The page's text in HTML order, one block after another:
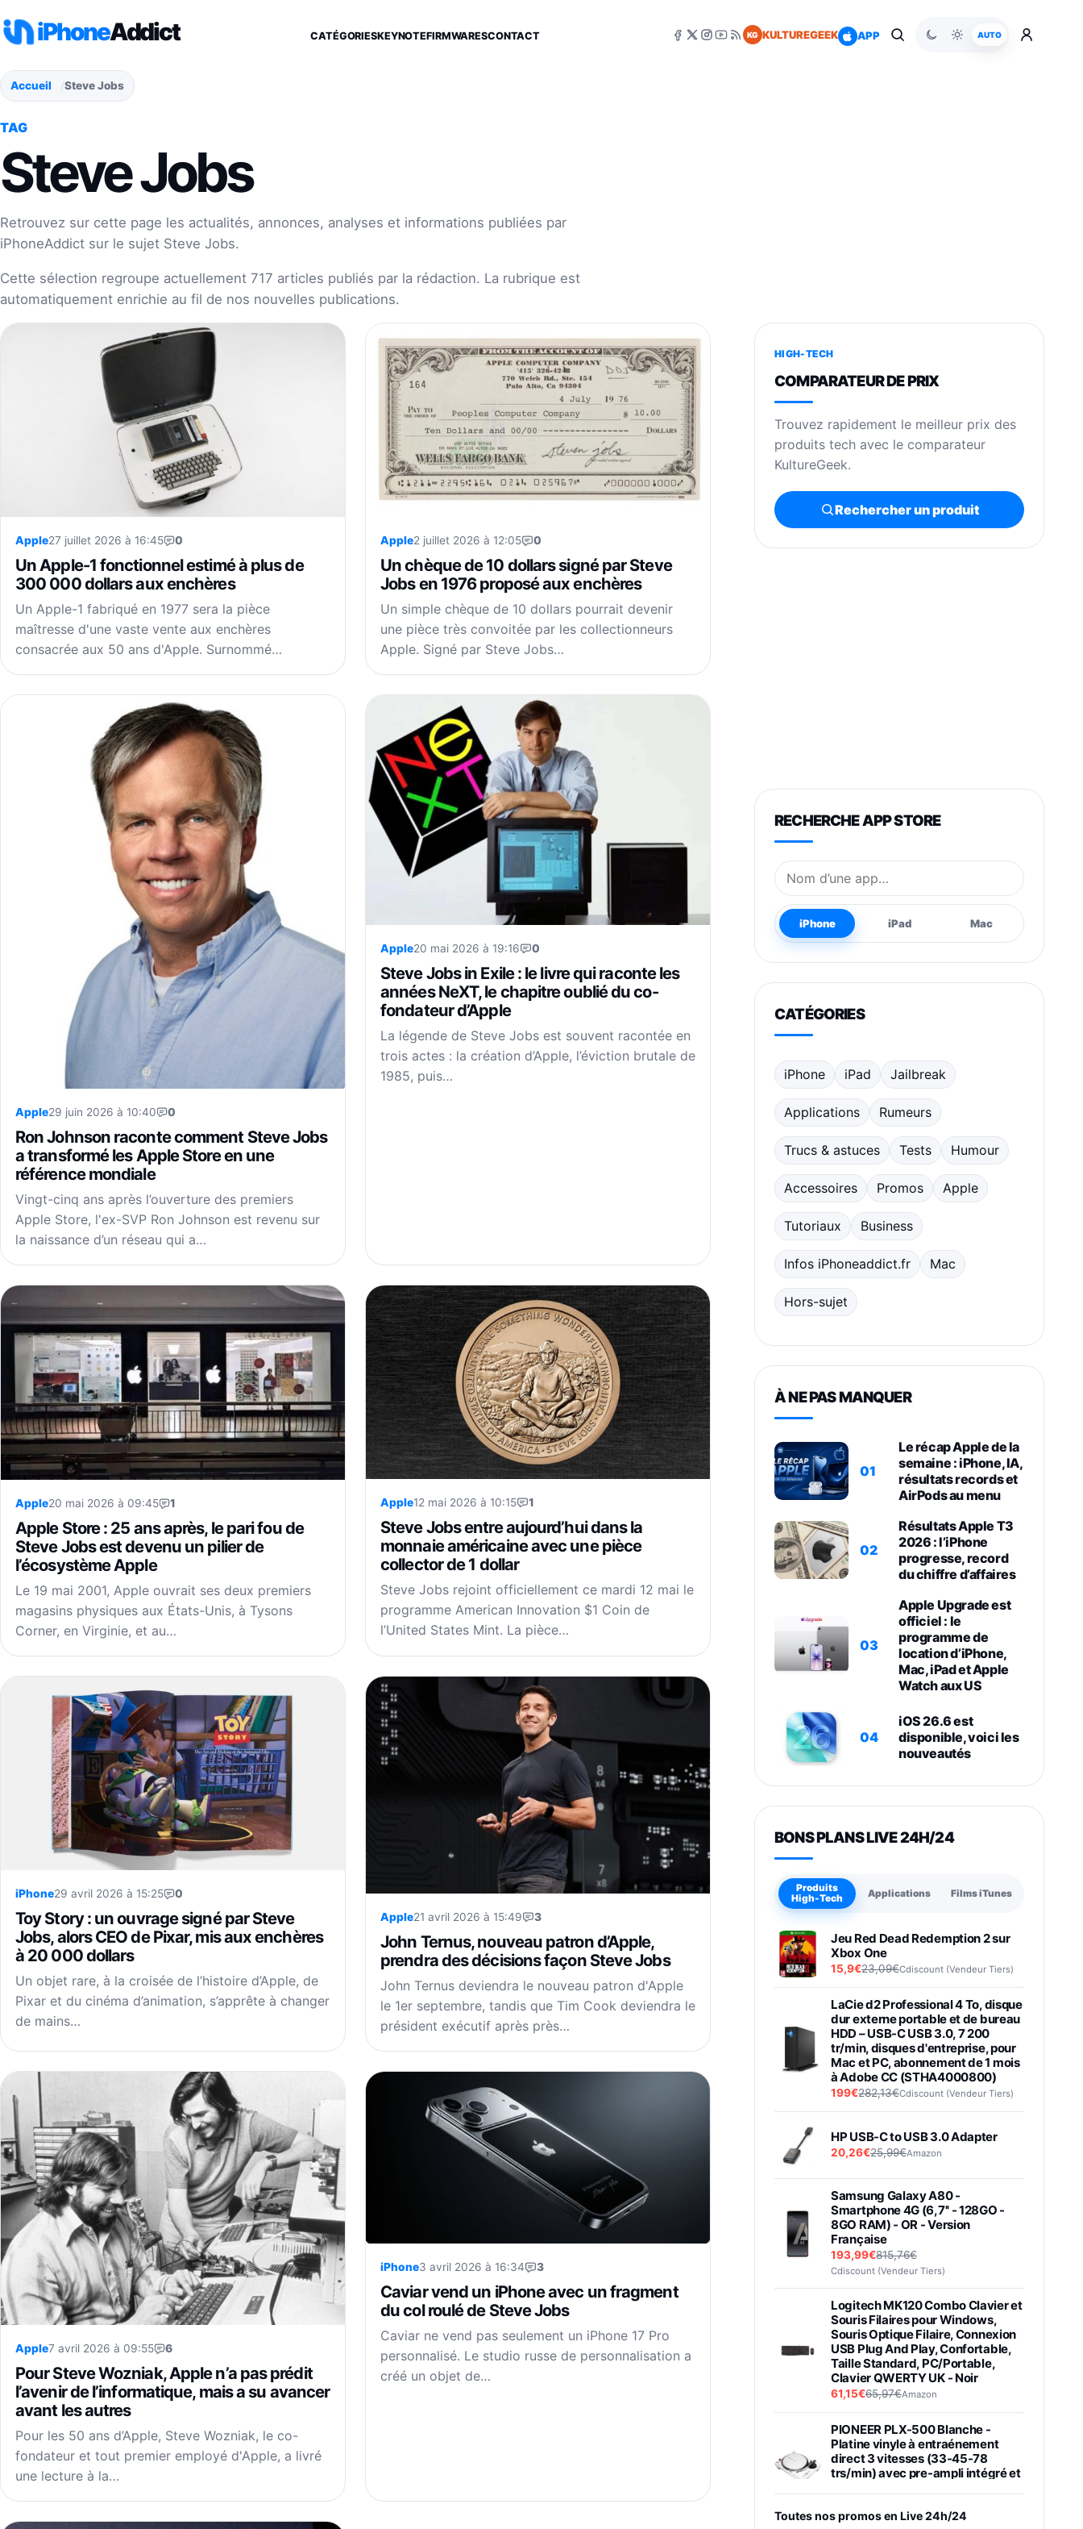
iPhoneAddict CATÉGORIESKEYNOTEFIRMWARESCONTACT KG KULTUREGEEK APP AUTO
Accueil Steve Jobs
TAG
Steve Jobs
Retrouvez sur cette page les actualités, annonces, analyses et informations publiées par
iPhoneAddict sur le sujet Steve Jobs.
Cette sélection regroupe actuellement 717 articles publiés par la rédaction. La rubrique est
automatiquement enrichie au fil de nos nouvelles publications.
Apple27 juillet 2026 à 16:45 0
Un Apple-1 fonctionnel estimé à plus de
300 000 dollars aux enchères
Un Apple-1 fabriqué en 1977 sera la pièce
maîtresse d'une vaste vente aux enchères
consacrée aux 50 ans d'Apple. Surnommé…
Apple2 juillet 2026 à 12:05 0
Un chèque de 10 dollars signé par Steve
Jobs en 1976 proposé aux enchères
Un simple chèque de 10 dollars pourrait devenir
une pièce très convoitée par les collectionneurs
Apple. Signé par Steve Jobs…
Apple29 juin 2026 à 10:40 0
Ron Johnson raconte comment Steve Jobs
a transformé les Apple Store en une
référence mondiale
Vingt-cinq ans après l’ouverture des premiers
Apple Store, l'ex-SVP Ron Johnson est revenu sur
la naissance d’un réseau qui a…
Apple20 mai 2026 à 19:16 0
Steve Jobs in Exile : le livre qui raconte les
années NeXT, le chapitre oublié du co-
fondateur d’Apple
La légende de Steve Jobs est souvent racontée en
trois actes : la création d’Apple, l’éviction brutale de
1985, puis…
Apple20 mai 2026 à 09:45 1
Apple Store : 25 ans après, le pari fou de
Steve Jobs est devenu un pilier de
l’écosystème Apple
Le 19 mai 2001, Apple ouvrait ses deux premiers
magasins physiques aux États-Unis, à Tysons
Corner, en Virginie, et au…
Apple12 mai 2026 à 10:15 1
Steve Jobs entre aujourd’hui dans la
monnaie américaine avec une pièce
collector de 1 dollar
Steve Jobs rejoint officiellement ce mardi 12 mai le
programme American Innovation $1 Coin de
l’United States Mint. La pièce…
iPhone29 avril 2026 à 15:25 0
Toy Story : un ouvrage signé par Steve
Jobs, alors CEO de Pixar, mis aux enchères
à 20 000 dollars
Un objet rare, à la croisée de l’histoire d’Apple, de
Pixar et du cinéma d’animation, s’apprête à changer
de mains…
Apple21 avril 2026 à 15:49 3
John Ternus, nouveau patron d’Apple,
prendra des décisions façon Steve Jobs
John Ternus deviendra le nouveau patron d'Apple
le 1er septembre, tandis que Tim Cook deviendra le
président exécutif après près…
Apple7 avril 2026 à 09:55 6
Pour Steve Wozniak, Apple n’a pas prédit
l’avenir de l’informatique, mais a su avancer
avant les autres
Pour les 50 ans d’Apple, Steve Wozniak, le co-
fondateur et tout premier employé d'Apple, a livré
une lecture à la…
iPhone3 avril 2026 à 16:34 3
Caviar vend un iPhone avec un fragment
du col roulé de Steve Jobs
Caviar ne vend pas seulement un iPhone 17 Pro
personnalisé. Le studio russe de personnalisation a
créé un objet de…
HIGH-TECH
COMPARATEUR DE PRIX
Trouvez rapidement le meilleur prix des
produits tech avec le comparateur
KultureGeek.
Rechercher un produit
RECHERCHE APP STORE
Nom de l’application
iPhone iPad Mac
CATÉGORIES
iPhone iPad Jailbreak
Applications Rumeurs
Trucs & astuces Tests Humour
Accessoires Promos Apple
Tutoriaux Business
Infos iPhoneaddict.fr Mac
Hors-sujet
À NE PAS MANQUER
01
Le récap Apple de la
semaine : iPhone, IA,
résultats records et
AirPods au menu
02
Résultats Apple T3
2026 : l’iPhone
progresse, record
du chiffre d’affaires
03
Apple Upgrade est
officiel : le
programme de
location d’iPhone,
Mac, iPad et Apple
Watch aux US
04
iOS 26.6 est
disponible, voici les
nouveautés
BONS PLANS LIVE 24H/24
Produits
High-Tech
Applications Films iTunes
Jeu Red Dead Redemption 2 sur
Xbox One
15,9€23,09€Cdiscount (Vendeur Tiers)
LaCie d2 Professional 4 To, disque
dur externe portable et de bureau
HDD – USB-C USB 3.0, 7 200
tr/min, disques d'entreprise, pour
Mac et PC, abonnement de 1 mois
à Adobe CC (STHA4000800)
199€282,13€Cdiscount (Vendeur Tiers)
HP USB-C to USB 3.0 Adapter
20,26€25,99€Amazon
Samsung Galaxy A80 -
Smartphone 4G (6,7'' - 128GO -
8GO RAM) - OR - Version
Française
193,99€815,76€
Cdiscount (Vendeur Tiers)
Logitech MK120 Combo Clavier et
Souris Filaires pour Windows,
Souris Optique Filaire, Connexion
USB Plug And Play, Confortable,
Taille Standard, PC/Portable,
Clavier QWERTY UK - Noir
61,15€65,97€Amazon
PIONEER PLX-500 Blanche -
Platine vinyle à entraénement
direct 3 vitesses (33-45-78
trs/min) avec pre-ampli intégré et
Toutes nos promos en Live 24h/24